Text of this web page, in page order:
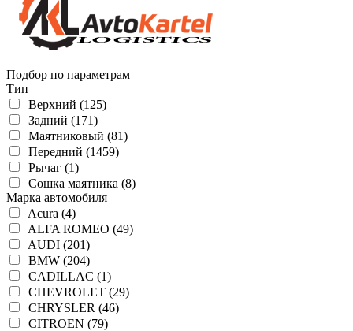
Подбор по параметрам
Тип
Верхний (125)
Задний (171)
Маятниковый (81)
Передний (1459)
Рычаг (1)
Сошка маятника (8)
Марка автомобиля
Acura (4)
ALFA ROMEO (49)
AUDI (201)
BMW (204)
CADILLAC (1)
CHEVROLET (29)
CHRYSLER (46)
CITROEN (79)